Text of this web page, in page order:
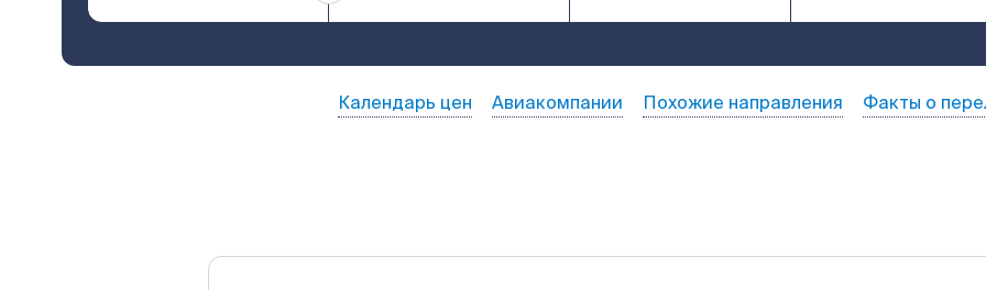
Календарь цен Авиакомпании Похожие направления Факты о